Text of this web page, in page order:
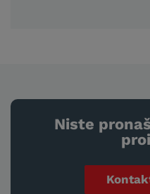
Niste